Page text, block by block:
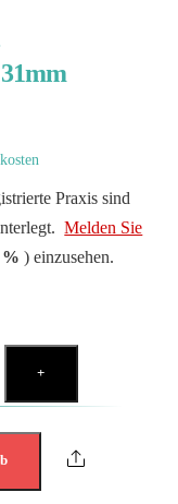
Praxis sind
Melden Sie
% ) einzusehen.
+
Share